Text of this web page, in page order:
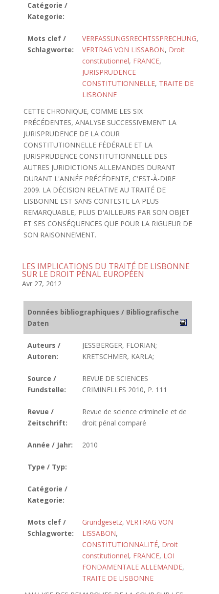
Catégorie /
Kategorie:
Mots clef /
Schlagworte:
VERFASSUNGSRECHTSSPRECHUNG,
VERTRAG VON LISSABON, Droit
constitutionnel, FRANCE,
JURISPRUDENCE
CONSTITUTIONNELLE, TRAITE DE
LISBONNE
CETTE CHRONIQUE, COMME LES SIX
PRÉCÉDENTES, ANALYSE SUCCESSIVEMENT LA
JURISPRUDENCE DE LA COUR
CONSTITUTIONNELLE FÉDÉRALE ET LA
JURISPRUDENCE CONSTITUTIONNELLE DES
AUTRES JURIDICTIONS ALLEMANDES DURANT
DURANT L'ANNÉE PRÉCÉDENTE, C'EST-À-DIRE
2009. LA DÉCISION RELATIVE AU TRAITÉ DE
LISBONNE EST SANS CONTESTE LA PLUS
REMARQUABLE, PLUS D'AILLEURS PAR SON OBJET
ET SES CONSÉQUENCES QUE POUR LA RIGUEUR DE
SON RAISONNEMENT.
LES IMPLICATIONS DU TRAITÉ DE LISBONNE
SUR LE DROIT PÉNAL EUROPÉEN
Avr 27, 2012
Données bibliographiques / Bibliografische
Daten
Auteurs /
Autoren:
JESSBERGER, FLORIAN;
KRETSCHMER, KARLA;
Source /
Fundstelle:
REVUE DE SCIENCES
CRIMINELLES 2010, P. 111
Revue /
Zeitschrift:
Revue de science criminelle et de
droit pénal comparé
Année / Jahr: 2010
Type / Typ:
Catégorie /
Kategorie:
Mots clef /
Schlagworte:
Grundgesetz, VERTRAG VON
LISSABON,
CONSTITUTIONNALITÉ, Droit
constitutionnel, FRANCE, LOI
FONDAMENTALE ALLEMANDE,
TRAITE DE LISBONNE